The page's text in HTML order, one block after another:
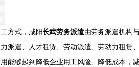
方式，咸阳长武劳务派遣由劳务派遣机构
派遣、人才租赁、劳动派遣、劳动力租赁、
能够起到降低企业用工风险、降低成本，